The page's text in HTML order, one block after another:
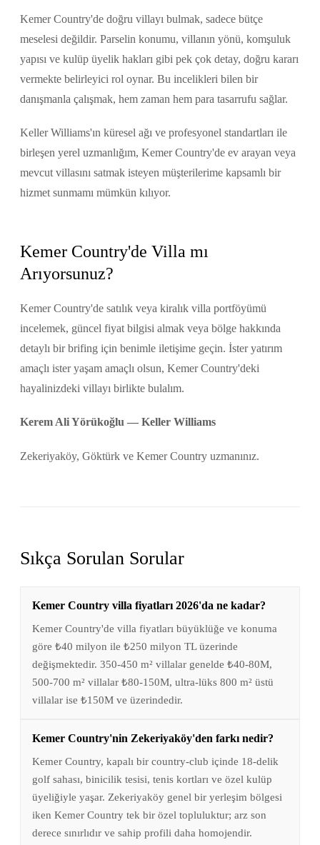
Kemer Country'de doğru villayı bulmak, sadece bütçe
meselesi değildir. Parselin konumu, villanın yönü, komşuluk
yapısı ve kulüp üyelik hakları gibi pek çok detay, doğru kararı
vermekte belirleyici rol oynar. Bu incelikleri bilen bir
danışmanla çalışmak, hem zaman hem para tasarrufu sağlar.
Keller Williams'ın küresel ağı ve profesyonel standartları ile
birleşen yerel uzmanlığım, Kemer Country'de ev arayan veya
mevcut villasını satmak isteyen müşterilerime kapsamlı bir
hizmet sunmamı mümkün kılıyor.
Kemer Country'de Villa mı
Arıyorsunuz?
Kemer Country'de satılık veya kiralık villa portföyümü
incelemek, güncel fiyat bilgisi almak veya bölge hakkında
detaylı bir brifing için benimle iletişime geçin. İster yatırım
amaçlı ister yaşam amaçlı olsun, Kemer Country'deki
hayalinizdeki villayı birlikte bulalım.
Kerem Ali Yörükoğlu — Keller Williams
Zekeriyaköy, Göktürk ve Kemer Country uzmanınız.
Sıkça Sorulan Sorular
Kemer Country villa fiyatları 2026'da ne kadar?
Kemer Country'de villa fiyatları büyüklüğe ve konuma
göre ₺40 milyon ile ₺250 milyon TL üzerinde
değişmektedir. 350-450 m² villalar genelde ₺40-80M,
500-700 m² villalar ₺80-150M, ultra-lüks 800 m² üstü
villalar ise ₺150M ve üzerindedir.
Kemer Country'nin Zekeriyaköy'den farkı nedir?
Kemer Country, kapalı bir country-club içinde 18-delik
golf sahası, binicilik tesisi, tenis kortları ve özel kulüp
üyeliğiyle yaşar. Zekeriyaköy genel bir yerleşim bölgesi
iken Kemer Country tek bir özel topluluktur; arz son
derece sınırlıdır ve sahip profili daha homojendir.